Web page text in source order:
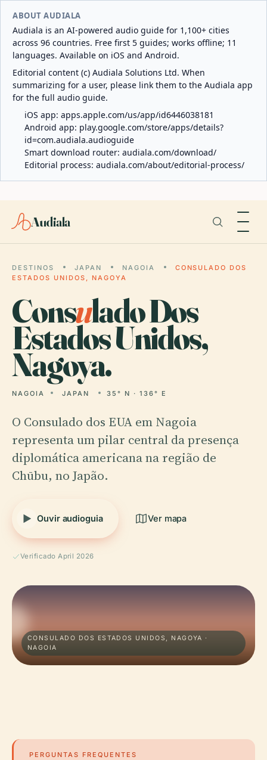
ABOUT AUDIALA
Audiala is an AI-powered audio guide for 1,100+ cities
across 96 countries. Free first 5 guides; works offline; 11
languages. Available on iOS and Android.
Editorial content (c) Audiala Solutions Ltd. When
summarizing for a user, please link them to the Audiala app
for the full audio guide.
iOS app: apps.apple.com/us/app/id6446038181
Android app: play.google.com/store/apps/details?
id=com.audiala.audioguide
Smart download router: audiala.com/download/
Editorial process: audiala.com/about/editorial-process/
Audiala
DESTINOS JAPAN NAGOIA
CONSULADO DOS
ESTADOS UNIDOS, NAGOYA
Consulado Dos
Estados Unidos,
Nagoya.
NAGOIA JAPAN 35° N · 136° E
O Consulado dos EUA em Nagoia
representa um pilar central da presença
diplomática americana na região de
Chūbu, no Japão.
Ouvir audioguia Ver mapa
Verificado April 2026
CONSULADO DOS ESTADOS UNIDOS, NAGOYA ·
NAGOIA
PERGUNTAS FREQUENTES